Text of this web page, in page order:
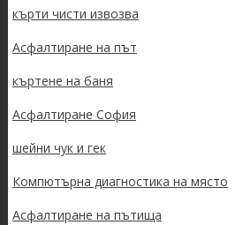
кърти чисти извозва
Асфалтиране на път
къртене на баня
Асфалтиране София
шейни чук и гек
Компютърна диагностика на място
Асфалтиране на пътища